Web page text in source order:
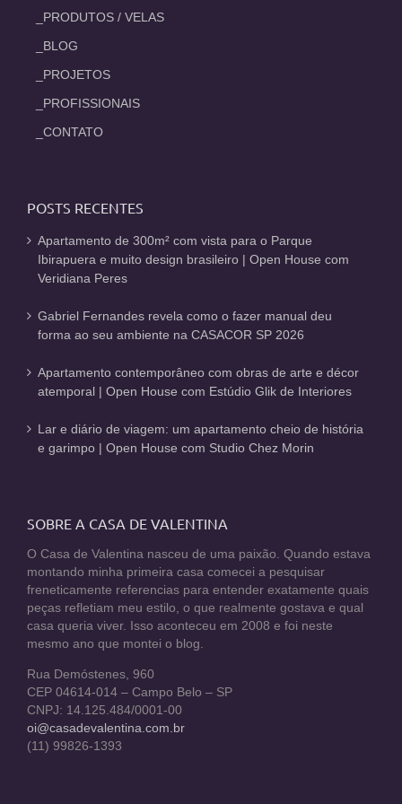
_PRODUTOS / VELAS
_BLOG
_PROJETOS
_PROFISSIONAIS
_CONTATO
POSTS RECENTES
Apartamento de 300m² com vista para o Parque
Ibirapuera e muito design brasileiro | Open House com
Veridiana Peres
Gabriel Fernandes revela como o fazer manual deu
forma ao seu ambiente na CASACOR SP 2026
Apartamento contemporâneo com obras de arte e décor
atemporal | Open House com Estúdio Glik de Interiores
Lar e diário de viagem: um apartamento cheio de história
e garimpo | Open House com Studio Chez Morin
SOBRE A CASA DE VALENTINA
O Casa de Valentina nasceu de uma paixão. Quando estava
montando minha primeira casa comecei a pesquisar
freneticamente referencias para entender exatamente quais
peças refletiam meu estilo, o que realmente gostava e qual
casa queria viver. Isso aconteceu em 2008 e foi neste
mesmo ano que montei o blog.
Rua Demóstenes, 960
CEP 04614-014 – Campo Belo – SP
CNPJ: 14.125.484/0001-00
oi@casadevalentina.com.br
(11) 99826-1393